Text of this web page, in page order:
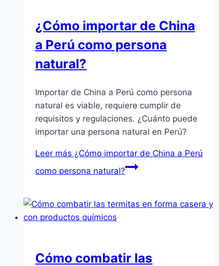
¿Cómo importar de China
a Perú como persona
natural?
Importar de China a Perú como persona
natural es viable, requiere cumplir de
requisitos y regulaciones. ¿Cuánto puede
importar una persona natural en Perú?
Leer más ¿Cómo importar de China a Perú
como persona natural?
Cómo combatir las